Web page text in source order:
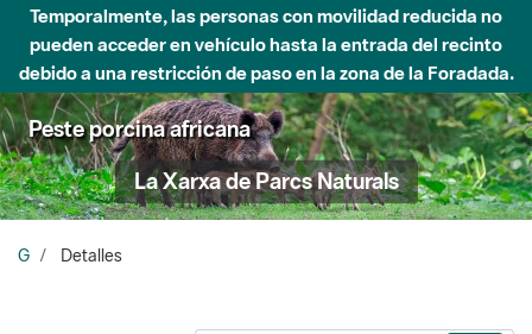
Temporalmente, las personas con movilidad reducida no
pueden acceder en vehículo hasta la entrada del recinto
debido a una restricción de paso en la zona de la Foradada.
Peste porcina africana
La Xarxa de Parcs Naturals
G Detalles